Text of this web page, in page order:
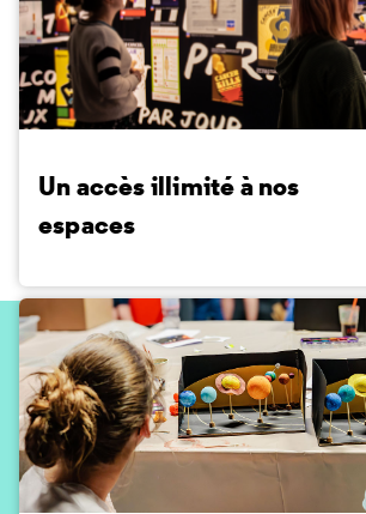
Un accès illimité à nos
espaces